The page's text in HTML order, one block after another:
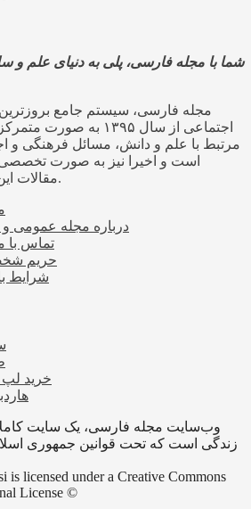
شما با مجله فارسی، پلی به دنیای علم و
مجله فارسی، سیستم جامع
اجتماعی از سال ۱۳۹۵ به
مرتبط با علم و دانش، مسائل فرهنگی و
است و اخیرا نیز به صورت تخصصی
مقالات این حوزه‌ها فعالیت می کند.
درباره مجله عمومی
تماس با
حریم
شرایط
خرید
وب‌سایت مجله فارسی، یک سایت
زندگی است که تحت قوانین جمهوری
is licensed under a Creative Commons
License ©️